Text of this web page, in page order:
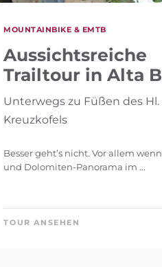
MOUNTAINBIKE & EMTB
Aussichtsreiche
Trailtour in Alta
Unterwegs zu Füßen des Hl.
Kreuzkofels
Besser geht’s nicht. Vor allem
und Dolomiten-Panorama im ...
TOUR ANSEHEN